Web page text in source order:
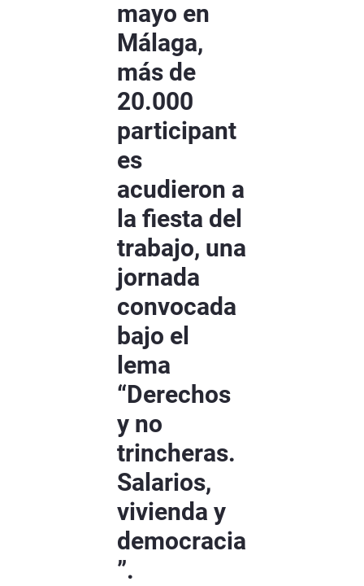
mayo en
Málaga,
más de
20.000
participant
es
acudieron a
la fiesta del
trabajo, una
jornada
convocada
bajo el
lema
“Derechos
y no
trincheras.
Salarios,
vivienda y
democracia
”.